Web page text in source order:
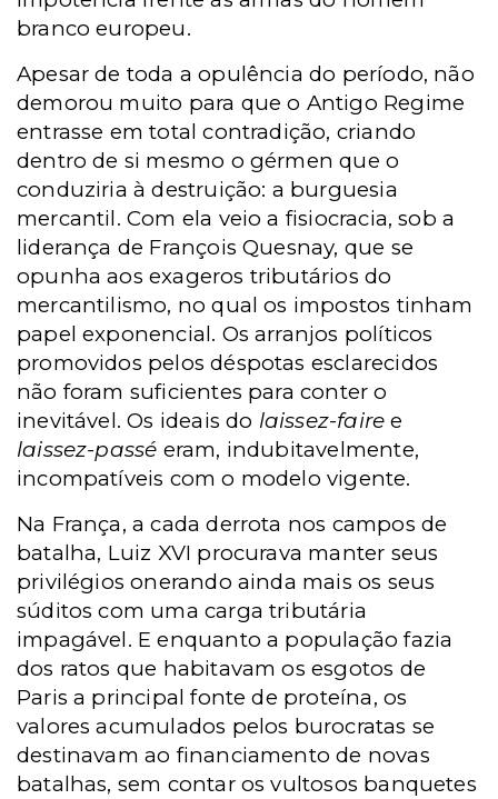
branco europeu.
Apesar de toda a opulência do período, não
demorou muito para que o Antigo Regime
entrasse em total contradição, criando
dentro de si mesmo o gérmen que o
conduziria à destruição: a burguesia
mercantil. Com ela veio a fisiocracia, sob a
liderança de François Quesnay, que se
opunha aos exageros tributários do
mercantilismo, no qual os impostos tinham
papel exponencial. Os arranjos políticos
promovidos pelos déspotas esclarecidos
não foram suficientes para conter o
inevitável. Os ideais do laissez-faire e
laissez-passé eram, indubitavelmente,
incompatíveis com o modelo vigente.
Na França, a cada derrota nos campos de
batalha, Luiz XVI procurava manter seus
privilégios onerando ainda mais os seus
súditos com uma carga tributária
impagável. E enquanto a população fazia
dos ratos que habitavam os esgotos de
Paris a principal fonte de proteína, os
valores acumulados pelos burocratas se
destinavam ao financiamento de novas
batalhas, sem contar os vultosos banquetes